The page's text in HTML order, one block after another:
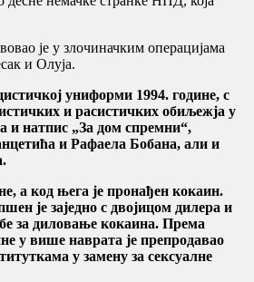
је у злочиначким операцијама
и Олуја.
униформи 1994. године, с
и расистичких обиљежја у
и натпис „За дом спремни“,
и Рафаела Бобана, али и
а код њега је пронађен кокаин.
је заједно с двојицом дилера и
за диловање кокаина. Према
у више наврата је препродавао
у замену за сексуалне